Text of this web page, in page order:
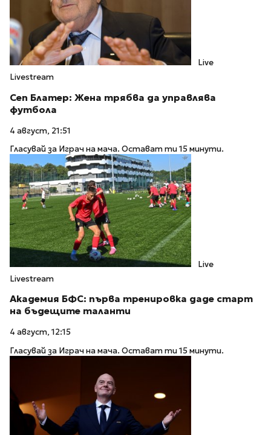
Live
Livestream
Сеп Блатер: Жена трябва да управлява
футбола
4 август, 21:51
Гласувай за Играч на мача. Остават ти 15 минути.
Live
Livestream
Академия БФС: първа тренировка даде старт
на бъдещите таланти
4 август, 12:15
Гласувай за Играч на мача. Остават ти 15 минути.